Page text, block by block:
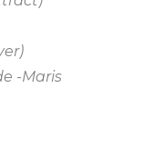
-Maris